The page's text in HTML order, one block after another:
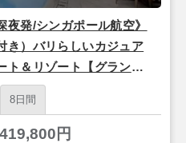
夜発/シンガポール航空》
き）バリらしいカジュア
ト＆リゾート【グランド
間
8日間
円